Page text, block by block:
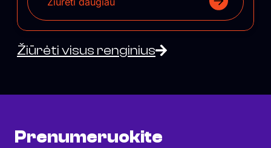
Žiūrėti visus renginius
Prenumeruokite